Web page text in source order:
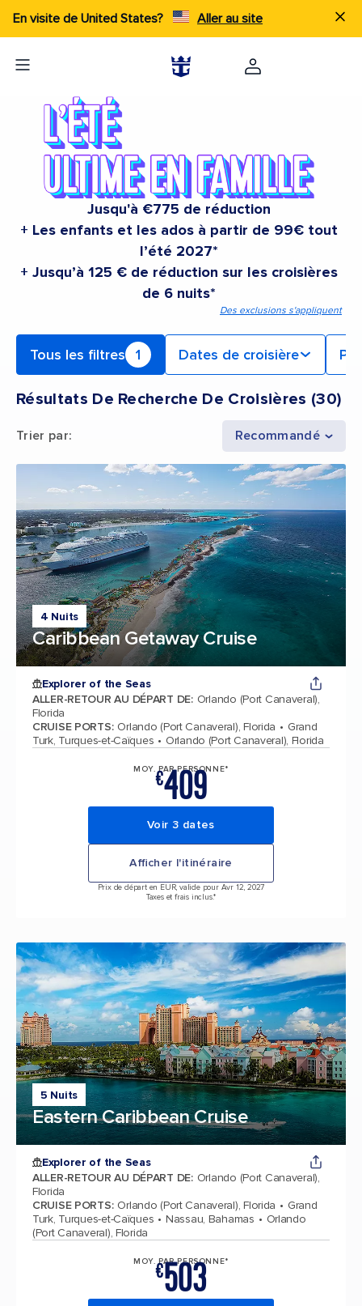
En visite de United States? Aller au site
Jusqu'à €775 de réduction
+ Les enfants et les ados à partir de 99€ tout
l’été 2027*
+ Jusqu’à 125 € de réduction sur les croisières
de 6 nuits*
Des exclusions s'appliquent
Tous les filtres 1 Dates de croisière
Résultats De Recherche De Croisières (30)
Trier par: Recommandé
4 Nuits
Caribbean Getaway Cruise
Explorer of the Seas
ALLER-RETOUR AU DÉPART DE: Orlando (Port Canaveral),
Florida
CRUISE PORTS: Orlando (Port Canaveral), Florida
Grand
Turk, Turques-et-Caïques
Orlando (Port Canaveral), Florida
MOY. PAR PERSONNE*
€409
Voir 3 dates
Afficher l'itinéraire
Prix de départ en EUR, valide pour Avr 12, 2027
Taxes et frais inclus.*
5 Nuits
Eastern Caribbean Cruise
Explorer of the Seas
ALLER-RETOUR AU DÉPART DE: Orlando (Port Canaveral),
Florida
CRUISE PORTS: Orlando (Port Canaveral), Florida
Grand
Turk, Turques-et-Caïques
Nassau, Bahamas
Orlando
(Port Canaveral), Florida
MOY. PAR PERSONNE*
€503